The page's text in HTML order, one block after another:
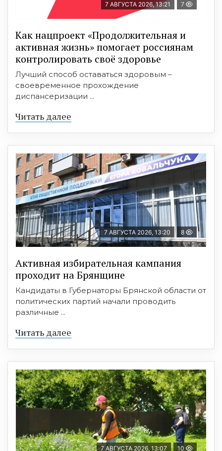
7 АВГУСТА 2026, 13:21 7
Как нацпроект «Продолжительная и
активная жизнь» помогает россиянам
контролировать своё здоровье
Лучший способ оставаться здоровым –
своевременное прохождение
диспансеризации ...
Читать далее
7 АВГУСТА 2026, 13:20 8
Активная избирательная кампания
проходит на Брянщине
Кандидаты в Губернаторы Брянской области от
политических партий начали проводить
различные ...
Читать далее
7 АВГУСТА 2026, 13:07 10